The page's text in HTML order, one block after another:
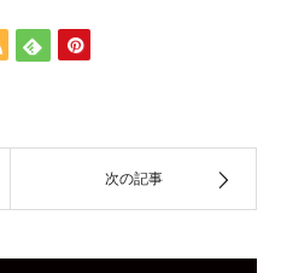
次の記事